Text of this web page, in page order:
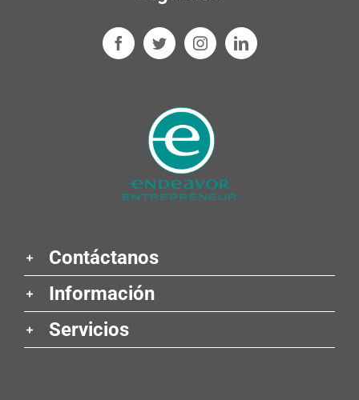
Contáctanos
Información
Servicios